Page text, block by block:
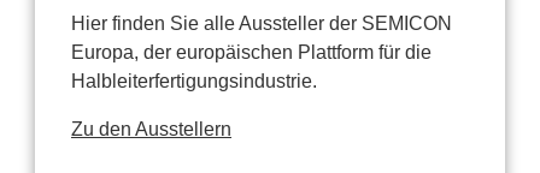
Hier finden Sie alle Aussteller der SEMICON
Europa, der europäischen Plattform für die
Halbleiterfertigungsindustrie.
Zu den Ausstellern